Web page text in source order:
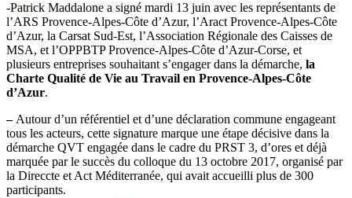
-Patrick Maddalone a signé mardi 13 juin avec les représentants de
l’ARS Provence-Alpes-Côte d’Azur, l’Aract Provence-Alpes-Côte
d’Azur, la Carsat Sud-Est, l’Association Régionale des Caisses de
MSA, et l’OPPBTP Provence-Alpes-Côte d’Azur-Corse, et
plusieurs entreprises souhaitant s’engager dans la démarche, la
Charte Qualité de Vie au Travail en Provence-Alpes-Côte
d’Azur.
–Autour d’un référentiel et d’une déclaration commune engageant
tous les acteurs, cette signature marque une étape décisive dans la
démarche QVT engagée dans le cadre du PRST 3, d’ores et déjà
marquée par le succès du colloque du 13 octobre 2017, organisé par
la Direccte et Act Méditerranée, qui avait accueilli plus de 300
participants.